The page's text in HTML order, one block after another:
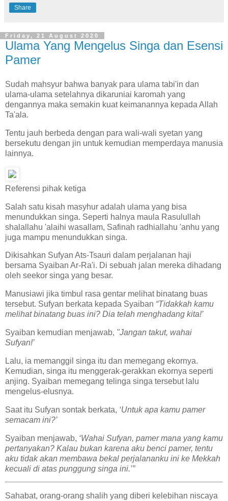
Share
Friday, 21 August 2020
Ulama Yang Mengelus Singa dan Esensi
Pamer
Sudah mahsyur bahwa banyak para ulama tabi'in dan
ulama-ulama setelahnya dikaruniai karomah yang
dengannya maka semakin kuat keimanannya kepada Allah
Ta'ala.
Tentu jauh berbeda dengan para wali-wali syetan yang
bersekutu dengan jin untuk kemudian memperdaya manusia
lainnya.
Referensi pihak ketiga
Salah satu kisah masyhur adalah ulama yang bisa
menundukkan singa. Seperti halnya maula Rasulullah
shalallahu 'alaihi wasallam, Safinah radhiallahu 'anhu yang
juga mampu menundukkan singa.
Dikisahkan Sufyan Ats-Tsauri dalam perjalanan haji
bersama Syaiban Ar-Ra'i. Di sebuah jalan mereka dihadang
oleh seekor singa yang besar.
Manusiawi jika timbul rasa gentar melihat binatang buas
tersebut. Sufyan berkata kepada Syaiban “Tidakkah kamu
melihat binatang buas ini? Dia telah menghadang kita!’
Syaiban kemudian menjawab, "Jangan takut, wahai
Sufyan!’
Lalu, ia memanggil singa itu dan memegang ekornya.
Kemudian, singa itu menggerak-gerakkan ekornya seperti
anjing. Syaiban memegang telinga singa tersebut lalu
mengelus-elusnya.
Saat itu Sufyan sontak berkata, ‘Untuk apa kamu pamer
semacam ini?’
Syaiban menjawab, ‘Wahai Sufyan, pamer mana yang kamu
pertanyakan? Kalau bukan karena aku benci pamer, tentu
aku tidak akan membawa bekal perjalananku ini ke Mekkah
kecuali di atas punggung singa ini.’”
Sahabat, orang-orang shalih yang diberi kelebihan niscaya